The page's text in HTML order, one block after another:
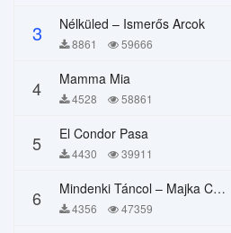
3 Nélküled – Ismerős Arcok
8861 59666
4 Mamma Mia
4528 58861
5 El Condor Pasa
4430 39911
6 Mindenki Táncol – Majka Curtis, Péter Majoros
4356 47359